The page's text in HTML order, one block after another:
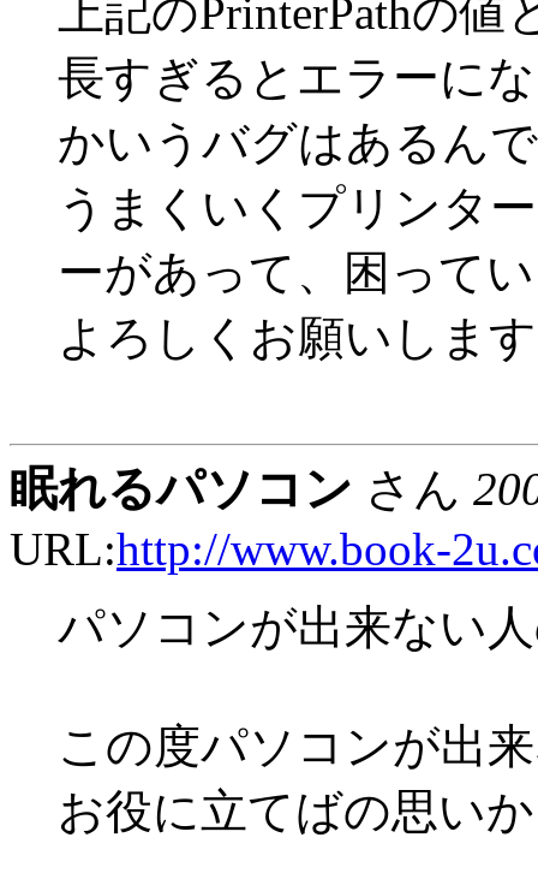
上記のPrinterPathの
長すぎるとエラーに
かいうバグはあるん
うまくいくプリンタ
ーがあって、困って
よろしくお願いしま
眠れるパソコン さん
URL:http://www.book-
パソコンが出来ない
この度パソコンが出
お役に立てばの思い